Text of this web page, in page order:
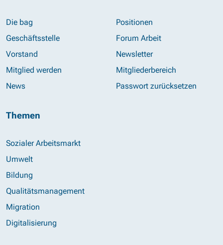
Die bag
Geschäftsstelle
Vorstand
Mitglied werden
News
Positionen
Forum Arbeit
Newsletter
Mitgliederbereich
Passwort zurücksetzen
Themen
Sozialer Arbeitsmarkt
Umwelt
Bildung
Qualitätsmanagement
Migration
Digitalisierung